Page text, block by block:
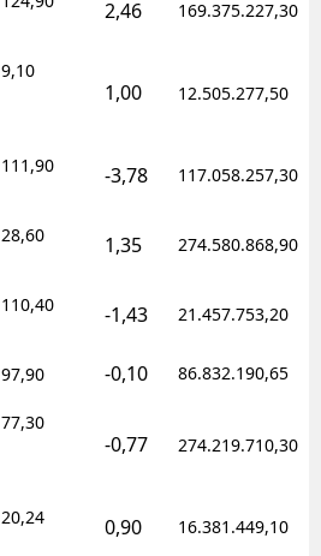
2,46 169.375.227,30
9,10
1,00 12.505.277,50
111,90 -3,78 117.058.257,30
28,60 1,35 274.580.868,90
110,40 -1,43 21.457.753,20
97,90 -0,10 86.832.190,65
77,30
-0,77 274.219.710,30
20,24 0,90 16.381.449,10